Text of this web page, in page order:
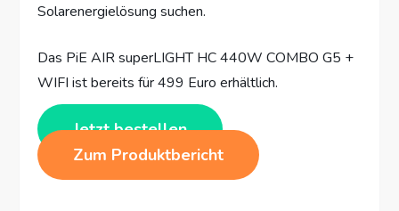
Solarenergielösung suchen.
Das PiE AIR superLIGHT HC 440W COMBO G5 +
WIFI ist bereits für 499 Euro erhältlich.
Jetzt bestellen
Zum Produktbericht